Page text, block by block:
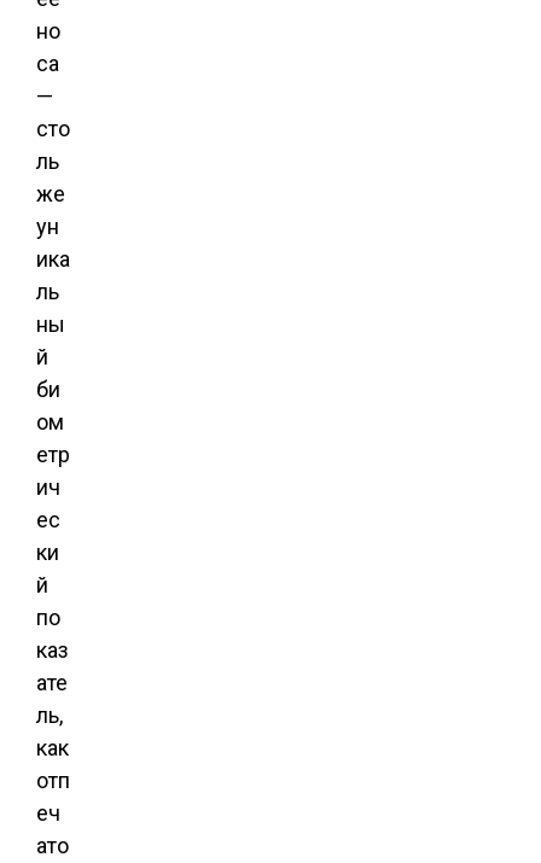
но
са
—
сто
ль
же
ун
ика
ль
ны
й
би
ом
етр
ич
ес
ки
й
по
каз
ате
ль,
как
отп
еч
ато